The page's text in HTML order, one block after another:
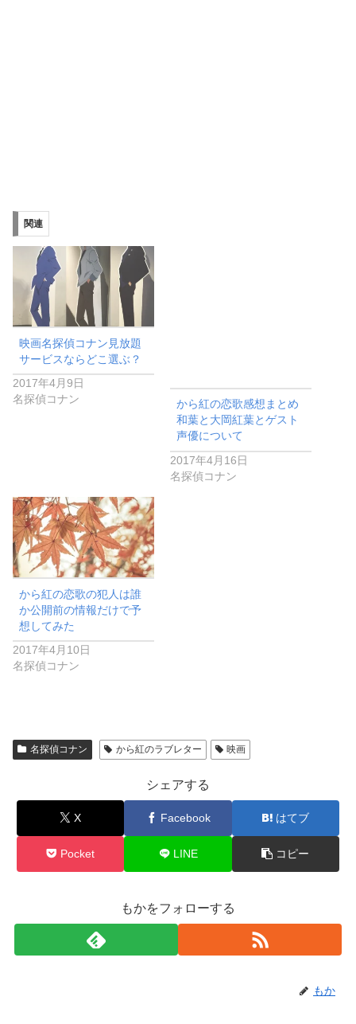
関連
映画名探偵コナン見放題
サービスならどこ選ぶ？
2017年4月9日
名探偵コナン
から紅の恋歌感想まとめ
和葉と大岡紅葉とゲスト
声優について
2017年4月16日
名探偵コナン
から紅の恋歌の犯人は誰
か公開前の情報だけで予
想してみた
2017年4月10日
名探偵コナン
名探偵コナン から紅のラブレター 映画
シェアする
X Facebook はてブ
Pocket LINE コピー
もかをフォローする
もか